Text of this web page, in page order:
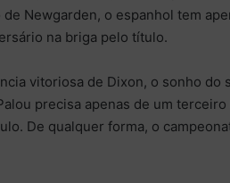
de Newgarden, o espanhol tem
na briga pelo título.
vitoriosa de Dixon, o sonho do
precisa apenas de um
De qualquer forma, o